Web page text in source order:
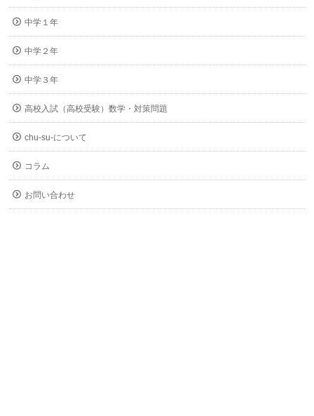
中学１年
中学２年
中学３年
高校入試（高校受験）数学・対策問題
chu-su-について
コラム
お問い合わせ